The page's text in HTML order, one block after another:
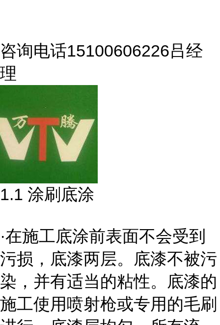
咨询电话15100606226吕经
理
1.1 涂刷底涂
·在施工底涂前表面不会受到
污损，底漆两层。底漆不被污
染，并有适当的粘性。底漆的
施工使用喷射枪或专用的毛刷